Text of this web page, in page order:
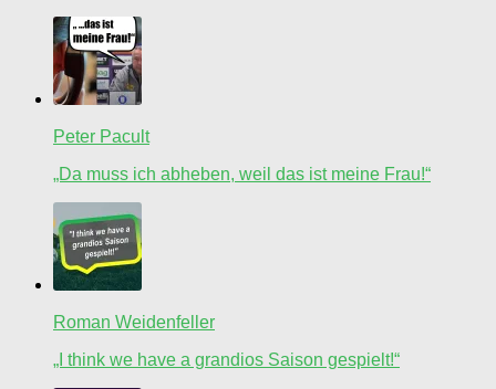
Peter Pacult
„Da muss ich abheben, weil das ist meine Frau!“
Roman Weidenfeller
„I think we have a grandios Saison gespielt!“